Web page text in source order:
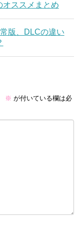
オススメまとめ
版、DLCの違い
※ が付いている欄は必